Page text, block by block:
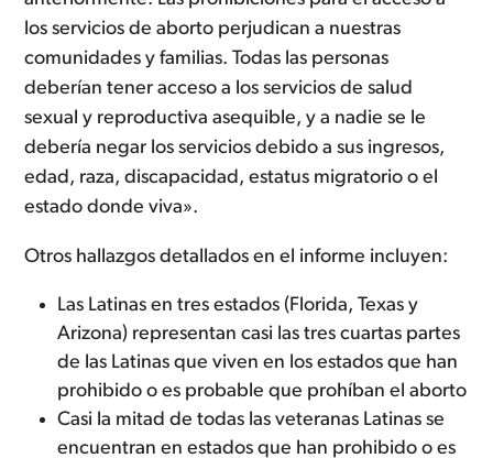
los servicios de aborto perjudican a nuestras
comunidades y familias. Todas las personas
deberían tener acceso a los servicios de salud
sexual y reproductiva asequible, y a nadie se le
debería negar los servicios debido a sus ingresos,
edad, raza, discapacidad, estatus migratorio o el
estado donde viva».
Otros hallazgos detallados en el informe incluyen:
Las Latinas en tres estados (Florida, Texas y
Arizona) representan casi las tres cuartas partes
de las Latinas que viven en los estados que han
prohibido o es probable que prohíban el aborto
Casi la mitad de todas las veteranas Latinas se
encuentran en estados que han prohibido o es